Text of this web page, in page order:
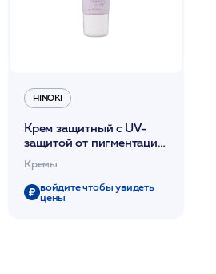
HINOKI
Крем защитный с UV-
защитой от пигментации
35мл /Ecolo veil /Hinoki
Clinical
Кремы
войдите чтобы увидеть
цены